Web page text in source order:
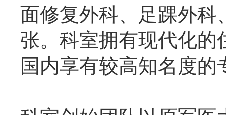
面修复外科、足踝外科
张。科室拥有现代化
国内享有较高知名度